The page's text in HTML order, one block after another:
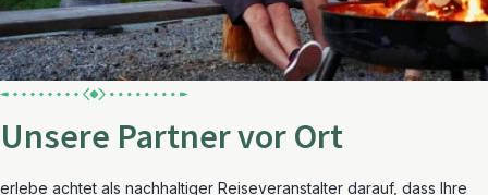
Unsere Partner vor Ort
erlebe achtet als nachhaltiger Reiseveranstalter darauf, dass Ihre